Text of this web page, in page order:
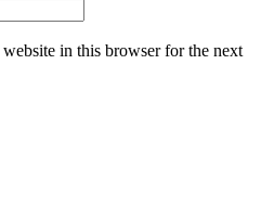
in this browser for the next